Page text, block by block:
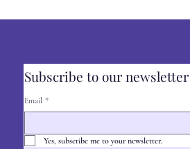
Subscribe to our newsletter
Email *
Yes, subscribe me to your newsletter.